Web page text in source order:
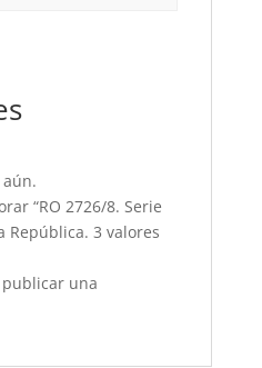
“RO 2726/8. Serie
República. 3 valores
una